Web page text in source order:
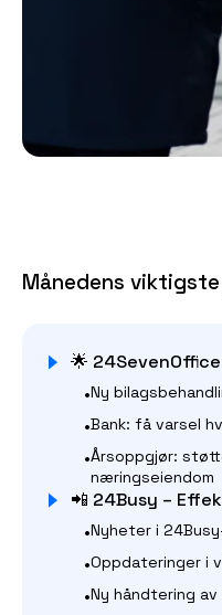
Månedens
🌟
•Ny
•Bank: få varsel
•Årsoppgjør:
næringseiendom
📲 24Busy –
•Nyheter i
•Oppdateringer i
•Ny håndtering